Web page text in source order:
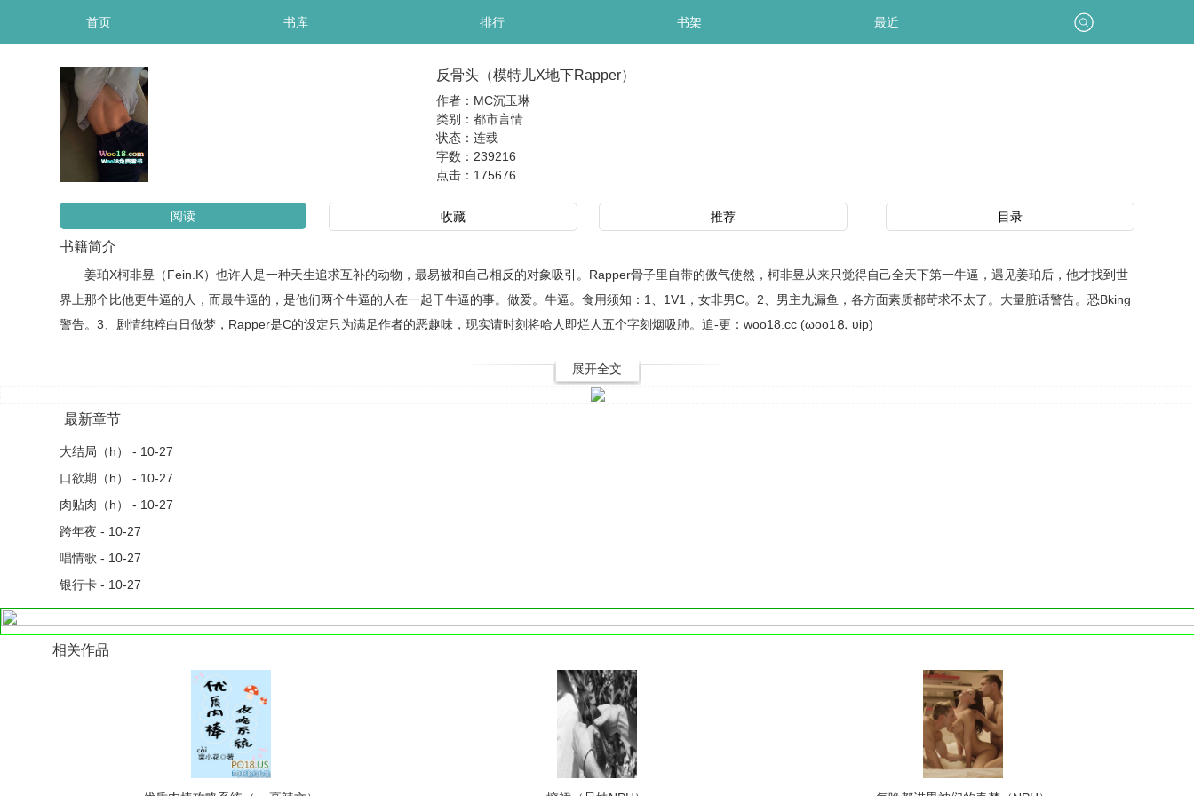
首页 书库 排行 书架 最近
反骨头（模特儿X地下Rapper）
作者：MC沉玉琳
类别：都市言情
状态：连载
字数：239216
点击： 175676
阅读 收藏 推荐 目录
书籍简介
姜珀X柯非昱（Fein.K）也许人是一种天生追求互补的动物，最易被和自己相反的对象吸引。Rapper骨子里自带的傲气使然，柯非昱从来只觉得自己全天下第一牛逼，遇见姜珀后，他才找到世
界上那个比他更牛逼的人，而最牛逼的，是他们两个牛逼的人在一起干牛逼的事。做爱。牛逼。食用须知：1、1V1，女非男C。2、男主九漏鱼，各方面素质都苛求不太了。大量脏话警告。恐Bking
警告。3、剧情纯粹白日做梦，Rapper是C的设定只为满足作者的恶趣味，现实请时刻将哈人即烂人五个字刻烟吸肺。追-更：woo18.cc (ωoо1⒏ υip)
展开全文
最新章节
大结局（h） - 10-27
口欲期（h） - 10-27
肉贴肉（h） - 10-27
跨年夜 - 10-27
唱情歌 - 10-27
银行卡 - 10-27
相关作品